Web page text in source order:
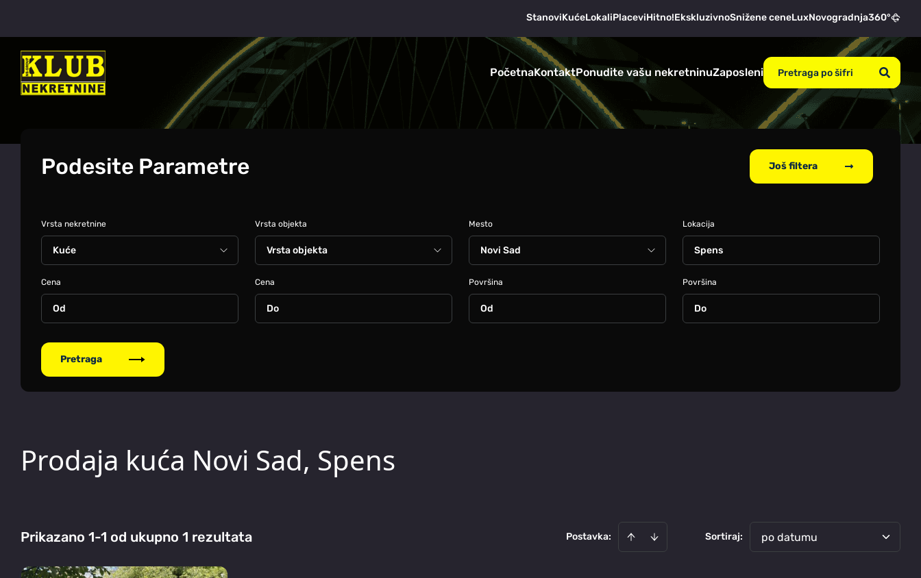
StanoviKućeLokaliPlaceviHitno!EkskluzivnoSnižene ceneLuxNovogradnja360°
PočetnaKontaktPonudite vašu nekretninuZaposleni
Podesite Parametre Još filtera
Vrsta nekretnine Vrsta objekta Mesto Lokacija
Spens
Cena Cena Površina Površina
Pretraga
Prodaja kuća Novi Sad, Spens
Prikazano 1-1 od ukupno 1 rezultata Postavka: Sortiraj: po datumu